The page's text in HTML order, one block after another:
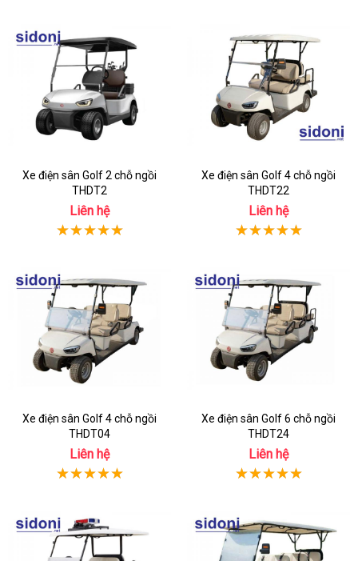
Xe điện sân Golf 2 chỗ ngồi
THDT2
Liên hệ
Xe điện sân Golf 4 chỗ ngồi
THDT22
Liên hệ
Xe điện sân Golf 4 chỗ ngồi
THDT04
Liên hệ
Xe điện sân Golf 6 chỗ ngồi
THDT24
Liên hệ